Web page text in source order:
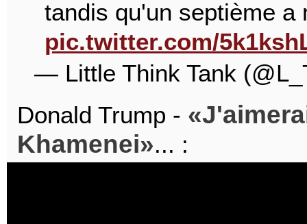
tandis qu'un septième a
pic.twitter.com/
— Little Think Tank
Donald Trump -
Khamenei
... :